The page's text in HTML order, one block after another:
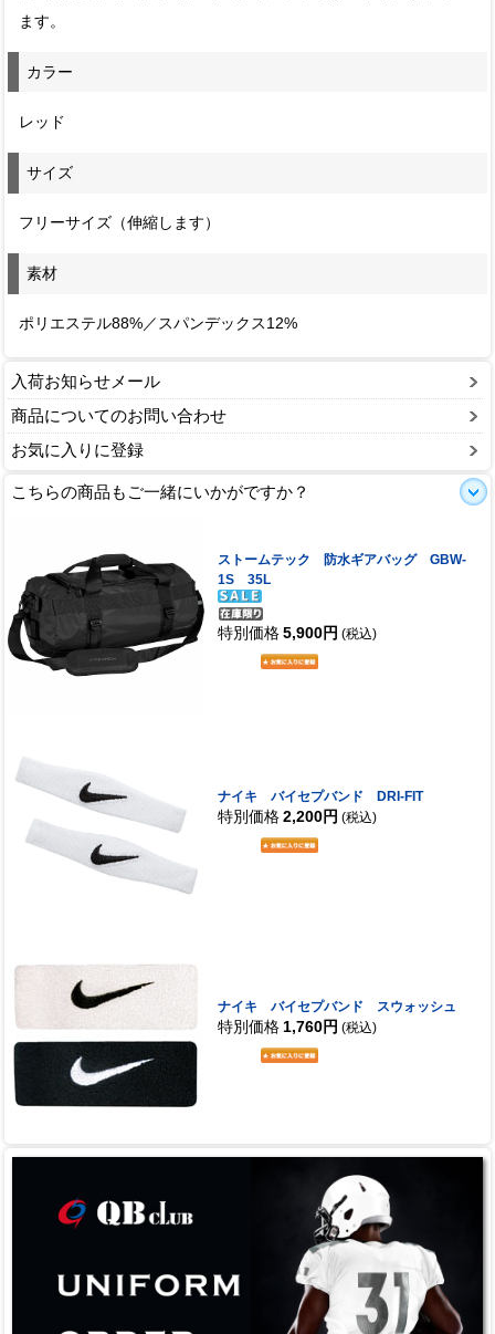
ます。
カラー
レッド
サイズ
フリーサイズ（伸縮します）
素材
ポリエステル88%／スパンデックス12%
入荷お知らせメール
商品についてのお問い合わせ
お気に入りに登録
こちらの商品もご一緒にいかがですか？
ストームテック 防水ギアバッグ GBW-
1S 35L
特別価格 5,900円 (税込)
ナイキ バイセプバンド DRI-FIT
特別価格 2,200円 (税込)
ナイキ バイセプバンド スウォッシュ
特別価格 1,760円 (税込)